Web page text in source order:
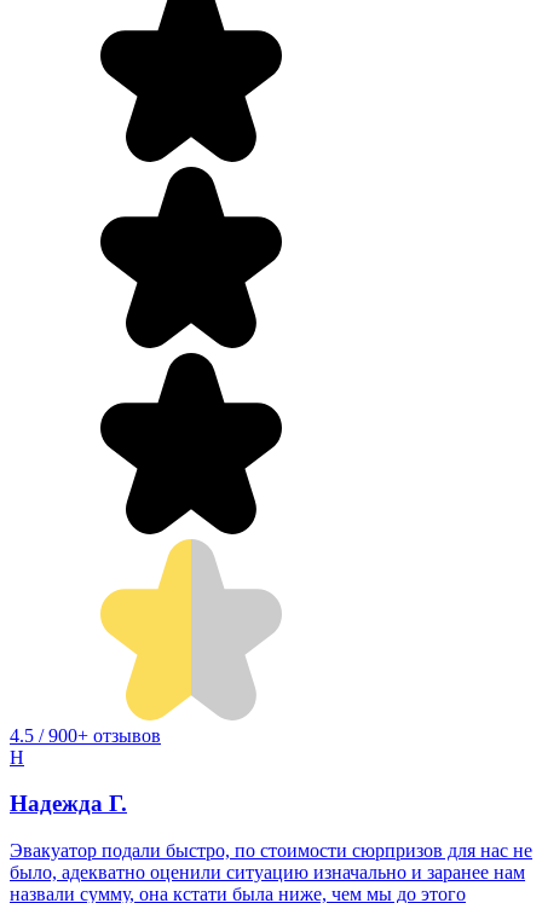
4.5 / 900+ отзывов
Н
Надежда Г.
Эвакуатор подали быстро, по стоимости сюрпризов для нас не
было, адекватно оценили ситуацию изначально и заранее нам
назвали сумму, она кстати была ниже, чем мы до этого